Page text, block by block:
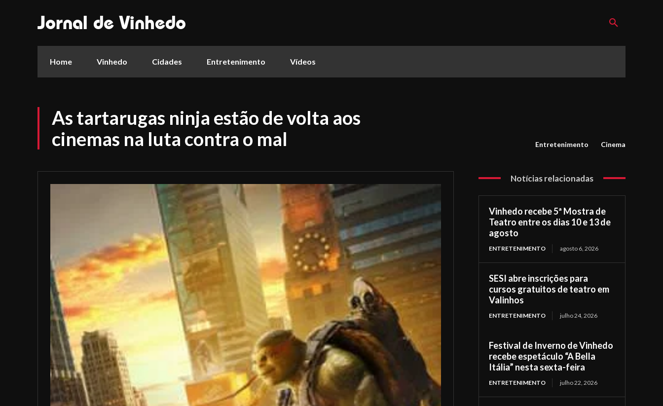
Jornal de Vinhedo
Home Vinhedo Cidades Entretenimento Vídeos
As tartarugas ninja estão de volta aos
cinemas na luta contra o mal
Entretenimento Cinema
Notícias relacionadas
Vinhedo recebe 5ª Mostra de
Teatro entre os dias 10 e 13 de
agosto
ENTRETENIMENTO agosto 6, 2026
SESI abre inscrições para
cursos gratuitos de teatro em
Valinhos
ENTRETENIMENTO julho 24, 2026
Festival de Inverno de Vinhedo
recebe espetáculo “A Bella
Itália” nesta sexta-feira
ENTRETENIMENTO julho 22, 2026